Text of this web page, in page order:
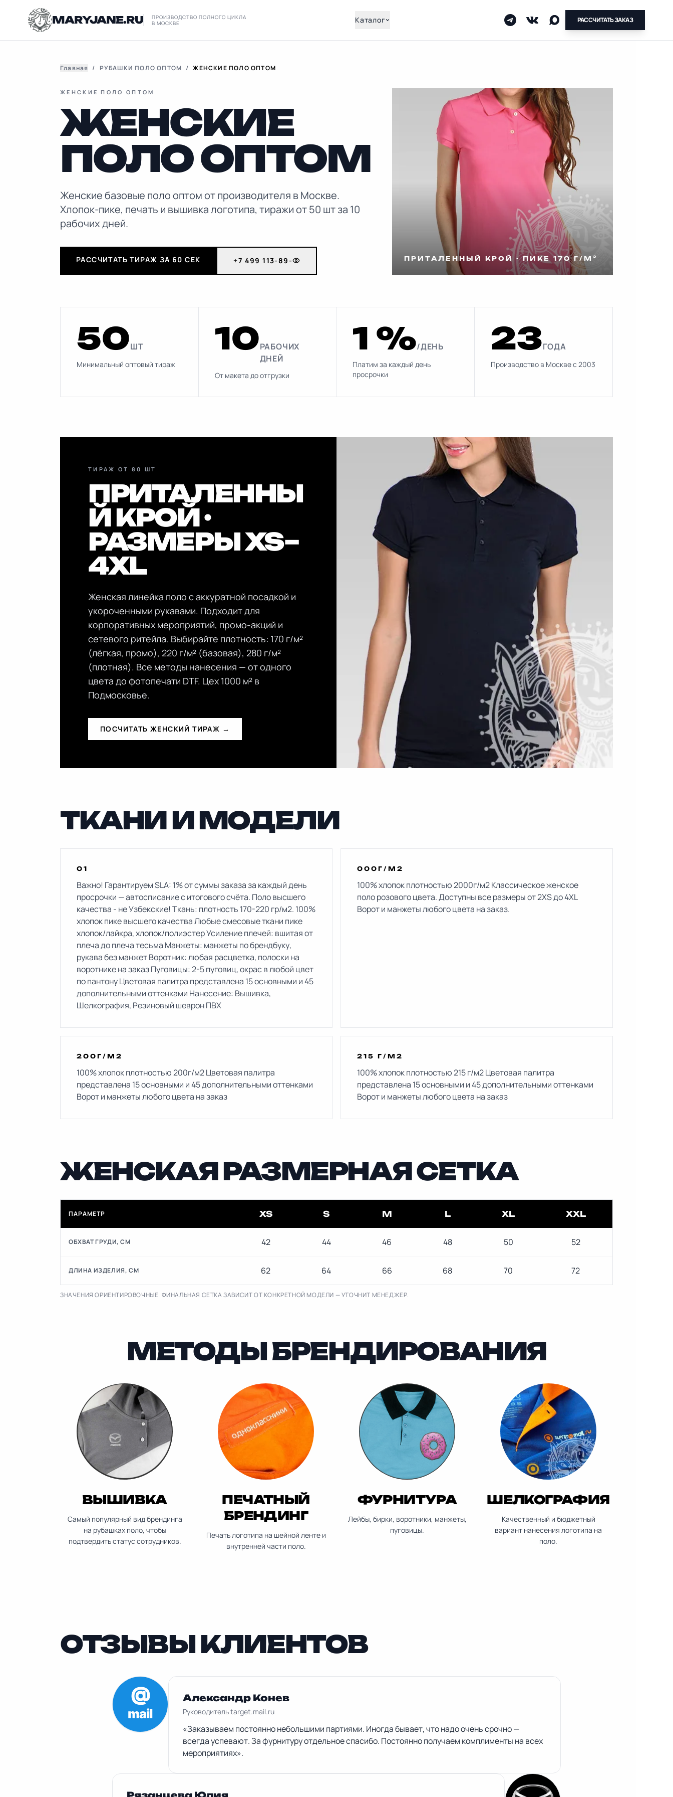
MARYJANE.RU
ПРОИЗВОДСТВО ПОЛНОГО ЦИКЛА
В МОСКВЕ
Каталог РАССЧИТАТЬ ЗАКАЗ
Главная / РУБАШКИ ПОЛО ОПТОМ / ЖЕНСКИЕ ПОЛО ОПТОМ
ЖЕНСКИЕ ПОЛО ОПТОМ
ЖЕНСКИЕ
ПОЛО ОПТОМ
Женские базовые поло оптом от производителя в Москве.
Хлопок-пике, печать и вышивка логотипа, тиражи от 50 шт за 10
рабочих дней.
РАССЧИТАТЬ ТИРАЖ ЗА 60 СЕК +7 499 113-89- ПРИТАЛЕННЫЙ КРОЙ · ПИКЕ 170 Г/М²
50ШТ
Минимальный оптовый тираж
10РАБОЧИХ
ДНЕЙ
От макета до отгрузки
1 %/ДЕНЬ
Платим за каждый день
просрочки
23ГОДА
Производство в Москве с 2003
ТИРАЖ ОТ 80 ШТ
ПРИТАЛЕННЫ
Й КРОЙ ·
РАЗМЕРЫ XS–
4XL
Женская линейка поло с аккуратной посадкой и
укороченными рукавами. Подходит для
корпоративных мероприятий, промо-акций и
сетевого ритейла. Выбирайте плотность: 170 г/м²
(лёгкая, промо), 220 г/м² (базовая), 280 г/м²
(плотная). Все методы нанесения — от одного
цвета до фотопечати DTF. Цех 1000 м² в
Подмосковье.
ПОСЧИТАТЬ ЖЕНСКИЙ ТИРАЖ →
ТКАНИ И МОДЕЛИ
01
Важно! Гарантируем SLA: 1% от суммы заказа за каждый день
просрочки — автосписание с итогового счёта. Поло высшего
качества - не Узбекские! Ткань: плотность 170-220 гр/м2. 100%
хлопок пике высшего качества Любые смесовые ткани пике
хлопок/лайкра, хлопок/полиэстер Усиление плечей: вшитая от
плеча до плеча тесьма Манжеты: манжеты по брендбуку,
рукава без манжет Воротник: любая расцветка, полоски на
воротнике на заказ Пуговицы: 2-5 пуговиц, окрас в любой цвет
по пантону Цветовая палитра представлена 15 основными и 45
дополнительными оттенками Нанесение: Вышивка,
Шелкография, Резиновый шеврон ПВХ
000Г/М2
100% хлопок плотностью 2000г/м2 Классическое женское
поло розового цвета. Доступны все размеры от 2XS до 4XL
Ворот и манжеты любого цвета на заказ.
200Г/М2
100% хлопок плотностью 200г/м2 Цветовая палитра
представлена 15 основными и 45 дополнительными оттенками
Ворот и манжеты любого цвета на заказ
215 Г/М2
100% хлопок плотностью 215 г/м2 Цветовая палитра
представлена 15 основными и 45 дополнительными оттенками
Ворот и манжеты любого цвета на заказ
ЖЕНСКАЯ РАЗМЕРНАЯ СЕТКА
ПАРАМЕТР XS S M L XL XXL
ОБХВАТ ГРУДИ, СМ 42 44 46 48 50 52
ДЛИНА ИЗДЕЛИЯ, СМ 62 64 66 68 70 72
ЗНАЧЕНИЯ ОРИЕНТИРОВОЧНЫЕ. ФИНАЛЬНАЯ СЕТКА ЗАВИСИТ ОТ КОНКРЕТНОЙ МОДЕЛИ — УТОЧНИТ МЕНЕДЖЕР.
МЕТОДЫ БРЕНДИРОВАНИЯ
ВЫШИВКА
Самый популярный вид брендинга
на рубашках поло, чтобы
подтвердить статус сотрудников.
ПЕЧАТНЫЙ
БРЕНДИНГ
Печать логотипа на шейной ленте и
внутренней части поло.
ФУРНИТУРА
Лейбы, бирки, воротники, манжеты,
пуговицы.
ШЕЛКОГРАФИЯ
Качественный и бюджетный
вариант нанесения логотипа на
поло.
ОТЗЫВЫ КЛИЕНТОВ
Александр Конев
Руководитель target.mail.ru
«Заказываем постоянно небольшими партиями. Иногда бывает, что надо очень срочно —
всегда успевают. За фурнитуру отдельное спасибо. Постоянно получаем комплименты на всех
мероприятиях».